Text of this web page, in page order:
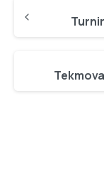
Reading